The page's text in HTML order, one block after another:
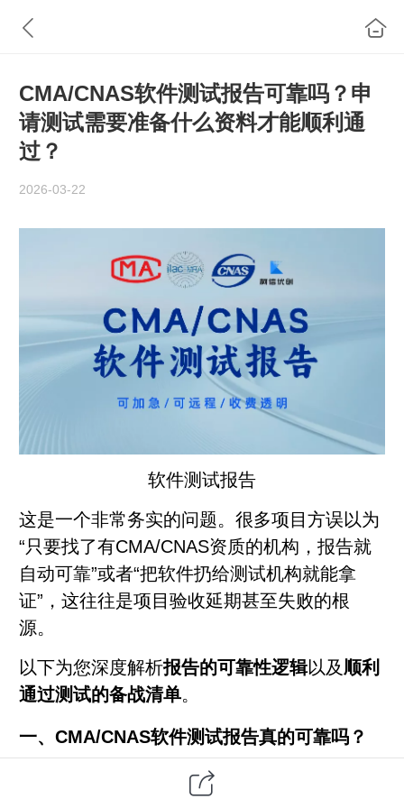
CMA/CNAS软件测试报告可靠吗？申
请测试需要准备什么资料才能顺利通
过？
2026-03-22
软件测试报告
这是一个非常务实的问题。很多项目方误以为
“只要找了有CMA/CNAS资质的机构，报告就
自动可靠”或者“把软件扔给测试机构就能拿
证”，这往往是项目验收延期甚至失败的根
源。
以下为您深度解析报告的可靠性逻辑以及 顺利
通过测试的备战清单。
一、CMA/CNAS软件测试报告真的可靠吗？
具有极高的法律效力和技术公信力，但